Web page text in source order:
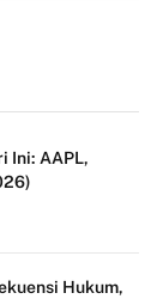
Ini: AAPL,
Hukum,